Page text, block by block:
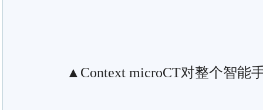
▲Context microCT对整个智能